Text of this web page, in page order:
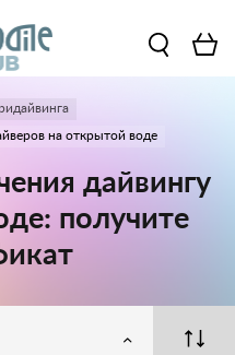
на открытой воде
дайвингу
получите